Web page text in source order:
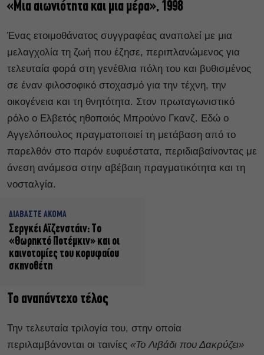
«Μια αιωνιότητα και μια μέρα», 1998
Ένας ετοιμοθάνατος συγγραφέας αναπολεί με μια
μελαγχολία τη ζωή που έζησε, περιπλανώμενος για
τελευταία φορά στη γενέθλια πόλη του και βυθισμένος
σε έναν φιλοσοφικό στοχασμό για την τέχνη, την
οικογένεια και τη θνητότητα. Στον πρωταγωνιστικό
ρόλο ο Ελβετός ηθοποιός Μπρούνο Γκανζ. Εδώ ο
Αγγελόπουλος πραγματοποιεί τη μετάβαση από το
παρελθόν στο παρόν ευφυέστατα, περιδιαβαίνοντας με
άνεση ανάμεσα στην αβέβαιη πραγματικότητα και τη
νοσταλγία.
ΔΙΑΒΑΣΤΕ ΑΚΟΜΑ
Σεργκέι Αϊζενστάιν: Το
«Θωρηκτό Ποτέμκιν» και οι
καινοτομίες του κορυφαίου
σκηνοθέτη
Το αναπάντεχο τέλος
Την τελευταία τριλογία του, στην οποία
περιλαμβάνονται οι ταινίες «Το Λιβάδι που Δακρύζει»